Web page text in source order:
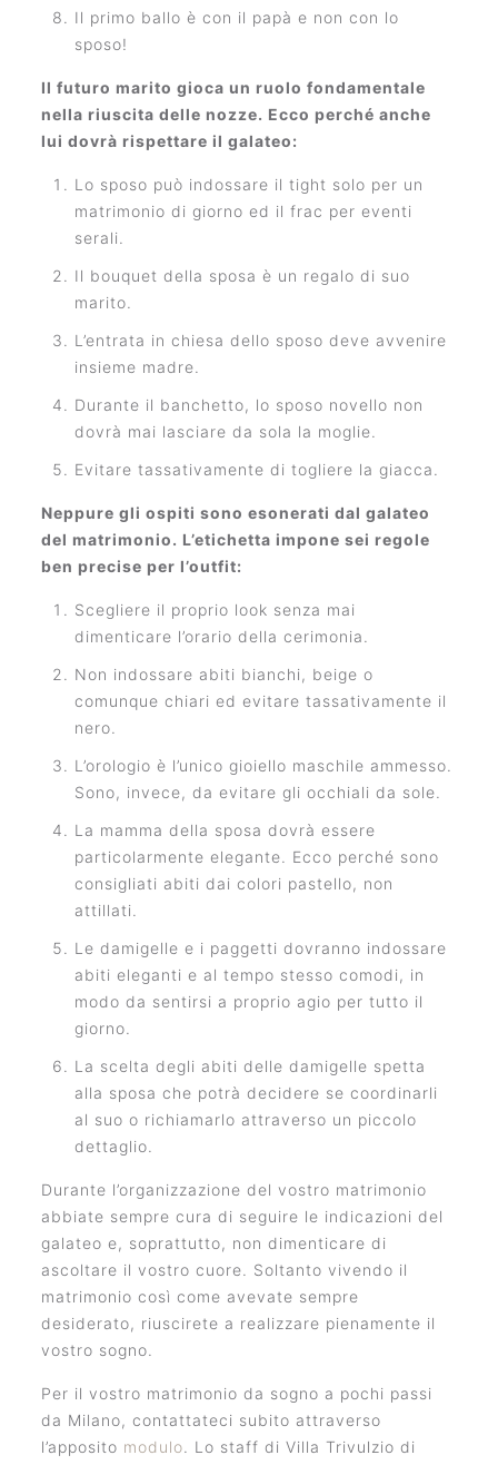
Il primo ballo è con il papà e non con lo
sposo!
Il futuro marito gioca un ruolo fondamentale
nella riuscita delle nozze. Ecco perché anche
lui dovrà rispettare il galateo:
Lo sposo può indossare il tight solo per un
matrimonio di giorno ed il frac per eventi
serali.
Il bouquet della sposa è un regalo di suo
marito.
L’entrata in chiesa dello sposo deve avvenire
insieme madre.
Durante il banchetto, lo sposo novello non
dovrà mai lasciare da sola la moglie.
Evitare tassativamente di togliere la giacca.
Neppure gli ospiti sono esonerati dal galateo
del matrimonio. L’etichetta impone sei regole
ben precise per l’outfit:
Scegliere il proprio look senza mai
dimenticare l’orario della cerimonia.
Non indossare abiti bianchi, beige o
comunque chiari ed evitare tassativamente il
nero.
L’orologio è l’unico gioiello maschile ammesso.
Sono, invece, da evitare gli occhiali da sole.
La mamma della sposa dovrà essere
particolarmente elegante. Ecco perché sono
consigliati abiti dai colori pastello, non
attillati.
Le damigelle e i paggetti dovranno indossare
abiti eleganti e al tempo stesso comodi, in
modo da sentirsi a proprio agio per tutto il
giorno.
La scelta degli abiti delle damigelle spetta
alla sposa che potrà decidere se coordinarli
al suo o richiamarlo attraverso un piccolo
dettaglio.
Durante l’organizzazione del vostro matrimonio
abbiate sempre cura di seguire le indicazioni del
galateo e, soprattutto, non dimenticare di
ascoltare il vostro cuore. Soltanto vivendo il
matrimonio così come avevate sempre
desiderato, riuscirete a realizzare pienamente il
vostro sogno.
Per il vostro matrimonio da sogno a pochi passi
da Milano, contattateci subito attraverso
l’apposito modulo. Lo staff di Villa Trivulzio di